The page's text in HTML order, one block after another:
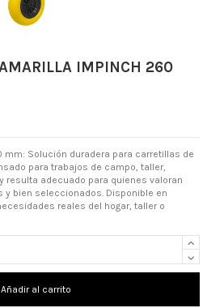
IMPINCH 260
mm: Solución duradera para carretillas de
para trabajos de campo, taller,
resulta adecuado para quienes valoran
bien seleccionados. Disponible en
reales del hogar, taller o
Añadir al carrito